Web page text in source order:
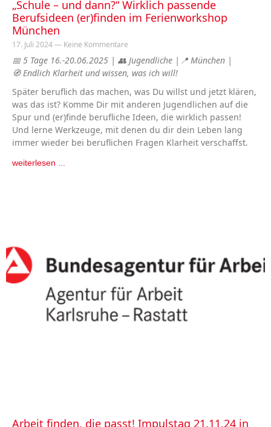
„Schule – und dann?“ Wirklich passende
Berufsideen (er)finden im Ferienworkshop
München
17. Juli 2024 Keine Kommentare
📅 5 Tage 16.-20.06.2025 | 👥 Jugendliche |📍 München |
🧭 Endlich Klarheit und wissen, was ich will!
Später beruflich das machen, was Du willst und jetzt klären,
was das ist? Komme Dir mit anderen Jugendlichen auf die
Spur und (er)finde berufliche Ideen, die wirklich passen!
Und lerne Werkzeuge, mit denen du dir dein Leben lang
immer wieder bei beruflichen Fragen Klarheit verschaffst.
weiterlesen ...
Arbeit finden, die passt! Impulstag 21.11.24 in